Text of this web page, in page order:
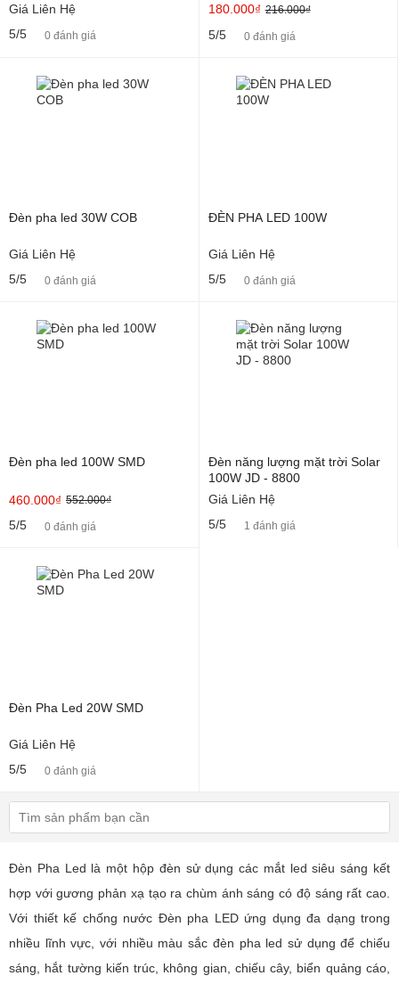
Giá Liên Hệ
5/5
0 đánh giá
180.000₫ 216.000₫
5/5 0 đánh giá
Đèn pha led 30W COB
Giá Liên Hệ
5/5
0 đánh giá
ĐÈN PHA LED 100W
Giá Liên Hệ
5/5
0 đánh giá
Đèn pha led 100W SMD
460.000₫ 552.000₫
5/5 0 đánh giá
Đèn năng lượng mặt trời Solar
100W JD - 8800
Giá Liên Hệ
5/5
1 đánh giá
Đèn Pha Led 20W SMD
Giá Liên Hệ
5/5
0 đánh giá
Đèn Pha Led là một hộp đèn sử dụng các mắt led siêu sáng kết
hợp với gương phản xạ tạo ra chùm ánh sáng có độ sáng rất cao.
Với thiết kế chống nước Đèn pha LED ứng dụng đa dạng trong
nhiều lĩnh vực, với nhiều màu sắc đèn pha led sử dụng để chiếu
sáng, hắt tường kiến trúc, không gian, chiếu cây, biển quảng cáo,